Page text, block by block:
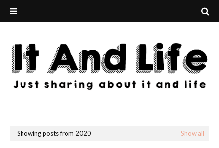
Showing posts from 2020 Show all